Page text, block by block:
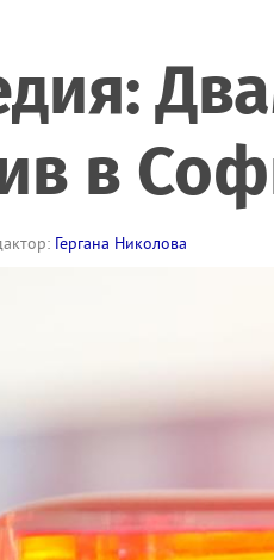
в
Гергана Николова